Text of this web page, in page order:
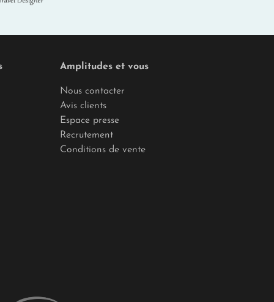
Amplitudes et vous
Nous contacter
Avis clients
Espace presse
Recrutement
Conditions de vente